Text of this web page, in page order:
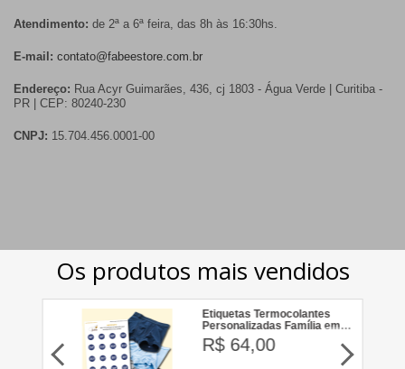
Atendimento: de 2ª a 6ª feira, das 8h às 16:30hs.
E-mail: contato@fabeestore.com.br
Endereço: Rua Acyr Guimarães, 436, cj 1803 - Água Verde | Curitiba -
PR | CEP: 80240-230
CNPJ: 15.704.456.0001-00